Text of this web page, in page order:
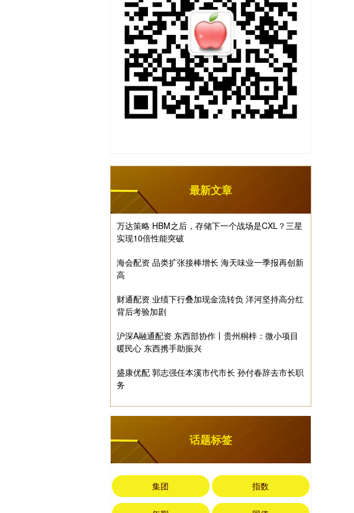
最新文章
万达策略 HBM之后，存储下一个战场是CXL？三星
实现10倍性能突破
海会配资 品类扩张接棒增长 海天味业一季报再创新
高
财通配资 业绩下行叠加现金流转负 洋河坚持高分红
背后考验加剧
沪深A融通配资 东西部协作丨贵州桐梓：微小项目
暖民心 东西携手助振兴
盛康优配 郭志强任本溪市代市长 孙付春辞去市长职
务
话题标签
集团 指数